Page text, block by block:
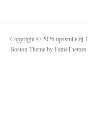
Copyright © 2026 upssmile向
Boston Theme by FameThemes